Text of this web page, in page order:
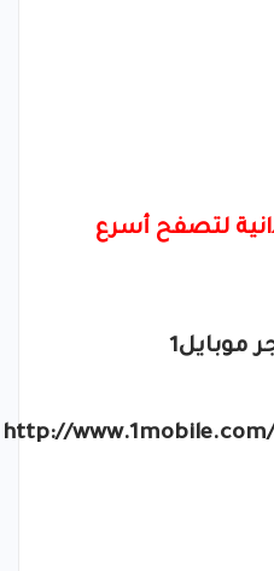
لتصفح أسرع
موبايل1
http://